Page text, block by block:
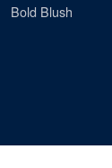
Bold Blush